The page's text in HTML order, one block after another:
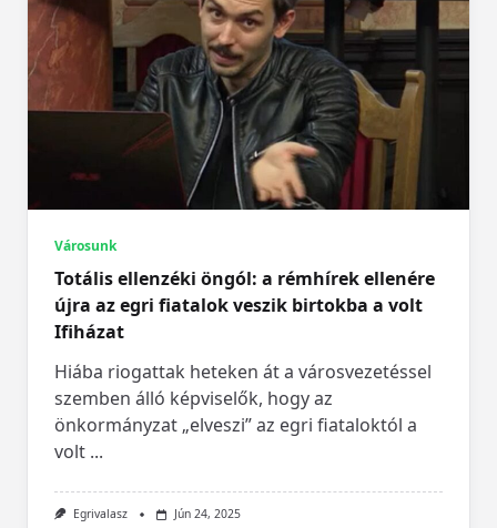
Városunk
Totális ellenzéki öngól: a rémhírek ellenére
újra az egri fiatalok veszik birtokba a volt
Ifiházat
Hiába riogattak heteken át a városvezetéssel
szemben álló képviselők, hogy az
önkormányzat „elveszi” az egri fiataloktól a
volt ...
Egrivalasz Jún 24, 2025